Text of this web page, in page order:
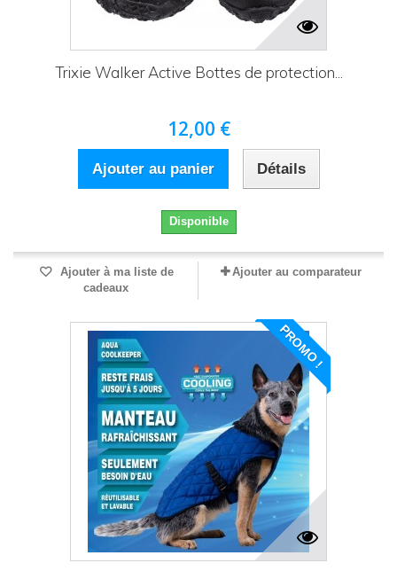
Trixie Walker Active Bottes de protection...
12,00 €
Ajouter au panier Détails
Disponible
Ajouter à ma liste de
cadeaux
Ajouter au comparateur
PROMO !